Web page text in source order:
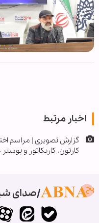
اخبار مرتبط
گزارش تصویری | مراسم
کارتون، کاریکاتور و
صدای